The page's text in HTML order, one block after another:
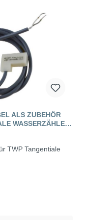
ALS ZUBEHÖR
WASSERZÄHLER
TWP Tangentiale